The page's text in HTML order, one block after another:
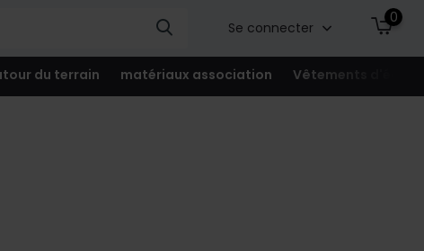
Se connecter
0
du terrain matériaux association Vêtements